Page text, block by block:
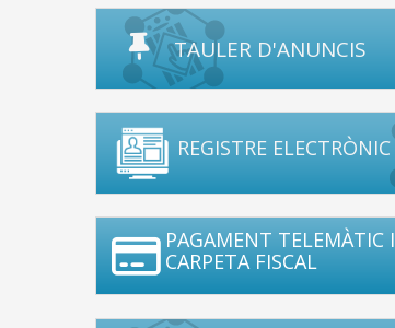
TAULER D'ANUNCIS
REGISTRE ELECTRÒNIC
PAGAMENT TELEMÀTIC I
CARPETA FISCAL